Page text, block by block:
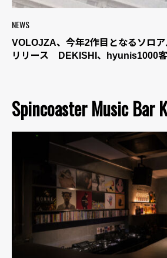
NEWS
VOLOJZA、今年2作目となるソロア
リリース DEKISHI、hyunis1000
Spincoaster Music Bar